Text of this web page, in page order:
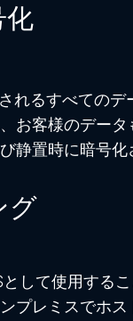
化
れるすべてのデ
お客様のデー
静置時に暗号化
グ
して使用する
プレミスでホ